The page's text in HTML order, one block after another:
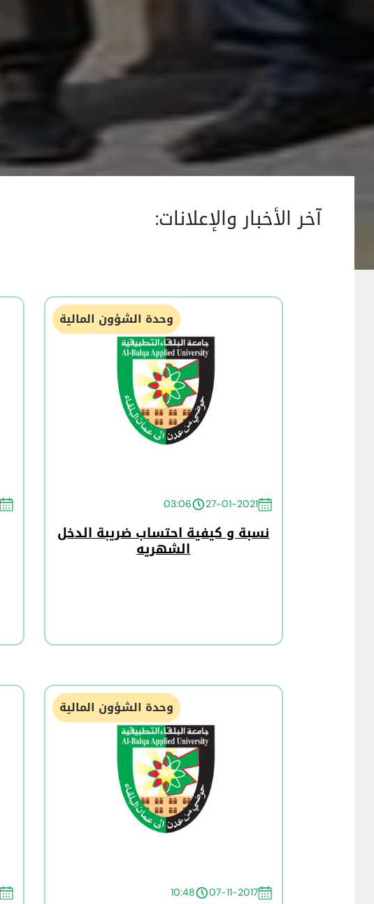
آخر الأخبار والإعلانات:
وحدة الشؤون المالية
27-01-2021
03:06
نسبة و كيفية احتساب ضريبة الدخل
الشهريه
وحدة الشؤون المالية
07-11-2017
10:48